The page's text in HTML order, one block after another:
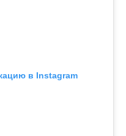
в Instagram